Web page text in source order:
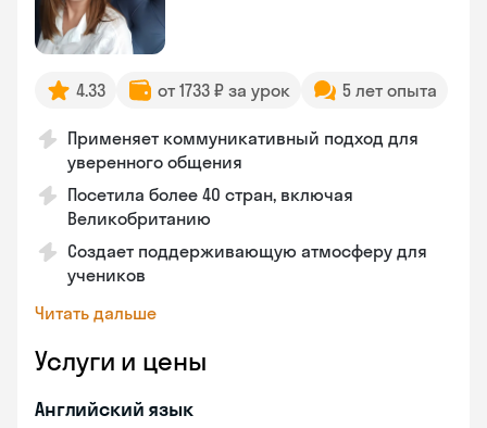
4.33 от 1733 ₽ за урок 5 лет опыта
Применяет коммуникативный подход для
уверенного общения
Посетила более 40 стран, включая
Великобританию
Создает поддерживающую атмосферу для
учеников
Читать дальше
Услуги и цены
Английский язык